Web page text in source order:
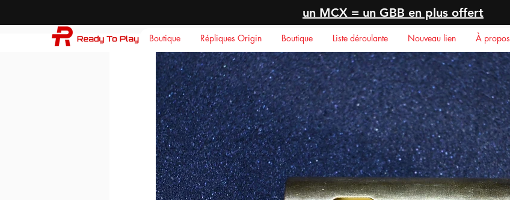
un MCX = un GBB en plus offert
Boutique Répliques Origin Boutique Liste déroulante Nouveau lien À propos